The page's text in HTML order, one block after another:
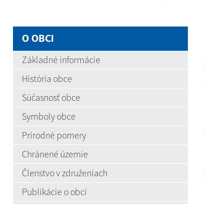
O OBCI
Základné informácie
História obce
Súčasnosť obce
Symboly obce
Prírodné pomery
Chránené územie
Členstvo v združeniach
Publikácie o obci